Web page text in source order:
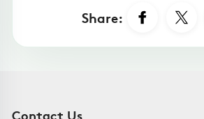
Share:
Contact Us